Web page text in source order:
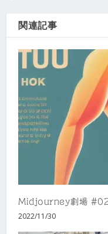
関連記事
Midjourney劇場
2022/11/30